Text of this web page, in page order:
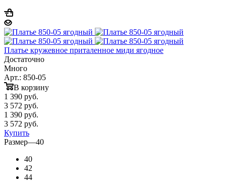
Платье кружевное приталенное миди ягодное
Достаточно
Много
Арт.: 850-05
В корзину
1 390 руб.
3 572 руб.
1 390 руб.
3 572 руб.
Купить
Размер—40
40
42
44